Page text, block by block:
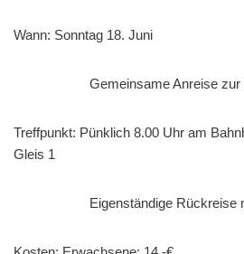
Wann: Sonntag 18. Juni
Gemeinsame Anreise zur
Treffpunkt: Pünklich 8.00 Uhr am
Gleis 1
Eigenständige Rückreise